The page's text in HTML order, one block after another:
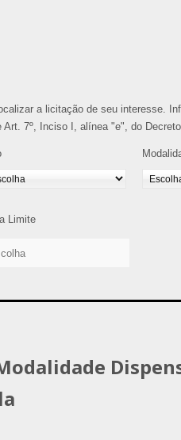
a licitação de seu interesse.
7º, Inciso I, alínea "e", do
Limite